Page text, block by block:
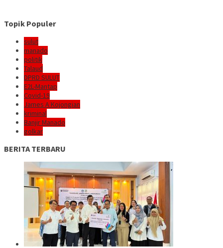
Topik Populer
sulut
manado
politik
Talaud
DPRD SULUT
E2L-Mantap
Covid-19
James A Kojongian
kriminal
Banjir Manado
golkar
BERITA TERBARU